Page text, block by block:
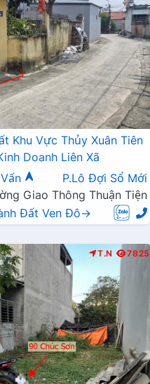
Khu Vực Thủy Xuân Tiên
Doanh Liên Xã
P.Lô Đợi Sổ Mới
Giao Thông Thuận Tiện
Đất Ven Đô→
T.N 7825